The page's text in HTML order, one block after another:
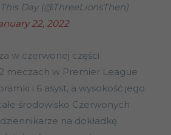
Day (@ThreeLionsThen)
22, 2022
w czerwonej części
meczach w Premier League
i 6 asyst, a wysokość jego
środowisko Czerwonych
na dokładkę